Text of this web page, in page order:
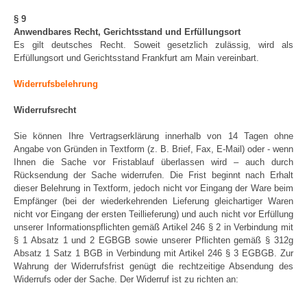
§ 9
Anwendbares Recht, Gerichtsstand und Erfüllungsort
Es gilt deutsches Recht. Soweit gesetzlich zulässig, wird als
Erfüllungsort und Gerichtsstand Frankfurt am Main vereinbart.
Widerrufsbelehrung
Widerrufsrecht
Sie können Ihre Vertragserklärung innerhalb von 14 Tagen ohne
Angabe von Gründen in Textform (z. B. Brief, Fax, E-Mail) oder - wenn
Ihnen die Sache vor Fristablauf überlassen wird – auch durch
Rücksendung der Sache widerrufen. Die Frist beginnt nach Erhalt
dieser Belehrung in Textform, jedoch nicht vor Eingang der Ware beim
Empfänger (bei der wiederkehrenden Lieferung gleichartiger Waren
nicht vor Eingang der ersten Teillieferung) und auch nicht vor Erfüllung
unserer Informationspflichten gemäß Artikel 246 § 2 in Verbindung mit
§ 1 Absatz 1 und 2 EGBGB sowie unserer Pflichten gemäß § 312g
Absatz 1 Satz 1 BGB in Verbindung mit Artikel 246 § 3 EGBGB. Zur
Wahrung der Widerrufsfrist genügt die rechtzeitige Absendung des
Widerrufs oder der Sache. Der Widerruf ist zu richten an: